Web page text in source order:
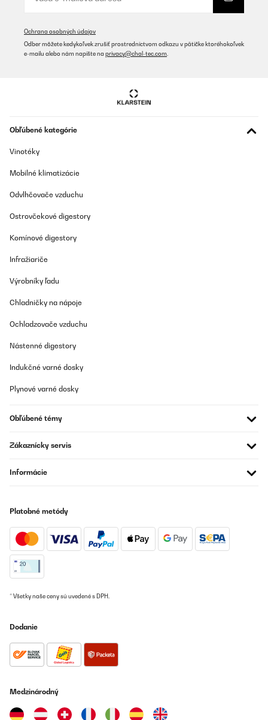
Preložiť
Bin sehr begeistert von der Heizleistung. Wird schneller heiß als
Zeiteinstellung ist es im Büro schön warm wenn wir es morgens
betreten. Stromzähler rennt natürlich auch bei 3500 Watt
Wir werden für unseren geschützten Aussenbereich noch 4
Infratotstrahler anschaffen.
Amazon-Benutzer
Bedienung einfach einzustellen. Bei dem Anbau würde ich mit
Von der Heizstrahlung her war ich auch angetan. 20qm
kann man nichts verkehrt machen. Hab ihn an der Wand verbaut.
Amazon-Benutzer
Im Gegensatz zu den meisten anderen Heizstrahlern bei Amazon
Raumtemperatur geregelt werden kann. Danach habe ich
da platzieren, wo man sie braucht. Mit Flügelschrauben fixieren,
OVERENÁ KONTROLA
schönes Design.Handling per Fernsteuerung einwandfrei; die
optionale App-Lösung ist nicht notwendig.Montage etwas
Amazon-Benutzer
Ochrana osobných údajov
Odber môžete kedykoľvek zrušiť prostredníctvom odkazu v pätičke ktoréhokoľvek
e-mailu alebo nám napíšte na privacy@chal-tec.com
Obľúbené kategórie
Vinotéky
Mobilné klimatizácie
Odvlhčovače vzduchu
Ostrovčekové digestory
Komínové digestory
Infražiariče
Výrobníky ľadu
Chladničky na nápoje
Ochladzovače vzduchu
Nástenné digestory
Indukčné varné dosky
Plynové varné dosky
Obľúbené témy
Zákaznícky servis
Informácie
Platobné metódy
* Všetky naše ceny sú uvedené s DPH.
Dodanie
Medzinárodný